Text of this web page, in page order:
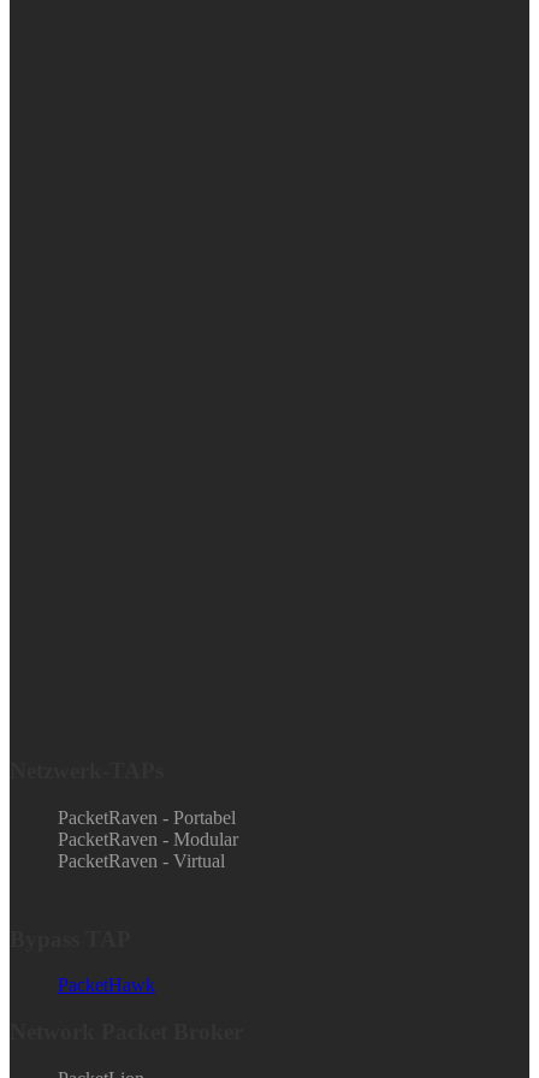
PacketRaven - Portabel
PacketRaven - Modular
PacketRaven - Virtual
PacketHawk